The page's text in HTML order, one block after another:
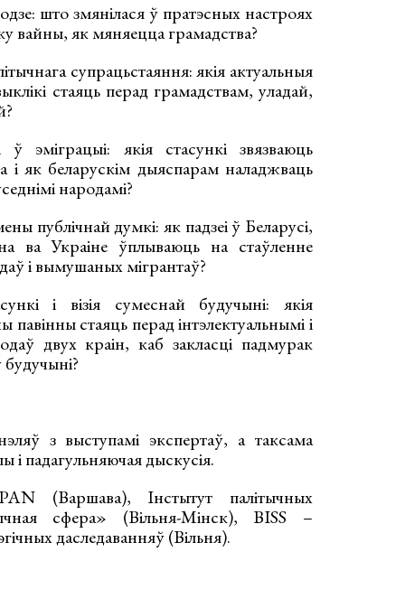
што змянілася ў пратэсных настроях
вайны, як мяняецца грамадства?
супрацьстаяння: якія актуальныя
стаяць перад грамадствам, уладай,
эміграцыі: якія стасункі звязваюць
і як беларускім дыяспарам наладжваць
народамі?
публічнай думкі: як падзеі ў Беларусі,
ва Украіне ўплываюць на стаўленне
і вымушаных мігрантаў?
і візія сумеснай будучыні: якія
павінны стаяць перад інтэлектуальнымі і
двух краін, каб закласці падмурак
з выступамі экспертаў, а таксама
і падагульняючая дыскусія.
(Варшава), Інстытут палітычных
сфера» (Вільня-Мінск), BISS –
даследаванняў (Вільня).